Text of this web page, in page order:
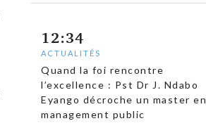
12:34
ACTUALITÉS
Quand la foi rencontre
l’excellence : Pst Dr J. Ndabo
Eyango décroche un master en
management public